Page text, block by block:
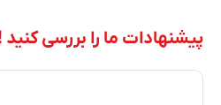
پیشنهادات ما را بررسی کنید